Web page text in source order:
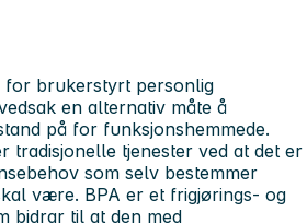
for brukerstyrt personlig
en alternativ måte å
på for funksjonshemmede.
tradisjonelle tjenester ved at det er
som selv bestemmer
være. BPA er et frigjørings- og
bidrar til at den med